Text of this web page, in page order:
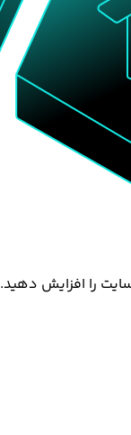
را افزایش دهید.